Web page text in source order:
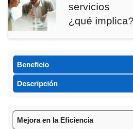
servicios
¿qué implica?
Beneficio
Descripción
Mejora en la Eficiencia